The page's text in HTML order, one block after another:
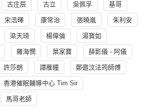
古庄辰 古立 吳佩孚 基哥
宋浩暉 康常治 張曉嵐 朱利安
梁天琦 楊偉倫 湯寳如
羅海憫 葉家寶 薛影儀 - 阿儀
許莎朗 譚雁瞳 鄭遨汶法筠師傅
香港催眠輔導中心 Tim Sir
馬哥老師